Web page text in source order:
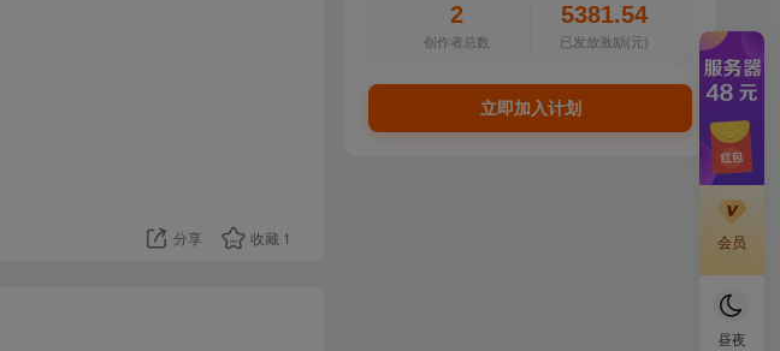
分享 收藏 1
2
创作者总数
5381.54
已发放激励(元)
立即加入计划
会员
昼夜